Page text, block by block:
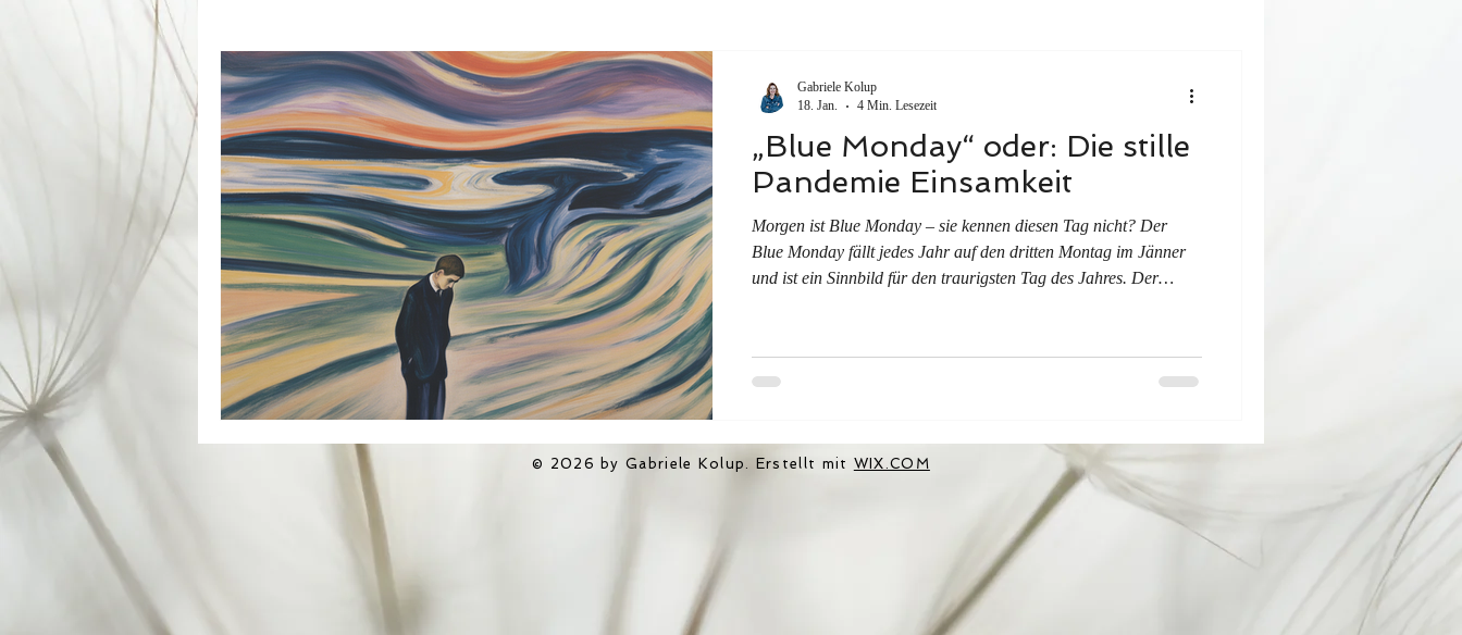
„Blue Monday“ oder: Die stille
Pandemie Einsamkeit
Morgen ist Blue Monday – sie kennen diesen Tag nicht? Der
Blue Monday fällt jedes Jahr auf den dritten Montag im Jänner
und ist ein Sinnbild für den traurigsten Tag des Jahres. Der
stressig – da war die Weihnachtsstimmung, die sich wie eine
warme, flauschige Jacke um unsere Seele legte.
Gabriele Kolup
18. Jan.
4 Min. Lesezeit
© 2026 by Gabriele Kolup. Erstellt mit WIX.COM